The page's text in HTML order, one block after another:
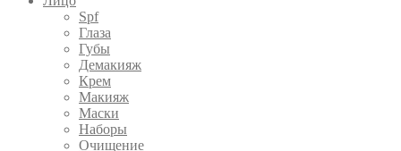
Spf
Глаза
Губы
Демакияж
Крем
Макияж
Маски
Наборы
Очищение